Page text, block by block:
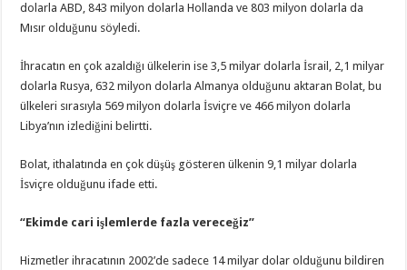
dolarla ABD, 843 milyon dolarla Hollanda ve 803 milyon dolarla da
Mısır olduğunu söyledi.
İhracatın en çok azaldığı ülkelerin ise 3,5 milyar dolarla İsrail, 2,1 milyar
dolarla Rusya, 632 milyon dolarla Almanya olduğunu aktaran Bolat, bu
ülkeleri sırasıyla 569 milyon dolarla İsviçre ve 466 milyon dolarla
Libya’nın izlediğini belirtti.
Bolat, ithalatında en çok düşüş gösteren ülkenin 9,1 milyar dolarla
İsviçre olduğunu ifade etti.
“Ekimde cari işlemlerde fazla vereceğiz”
Hizmetler ihracatının 2002’de sadece 14 milyar dolar olduğunu bildiren